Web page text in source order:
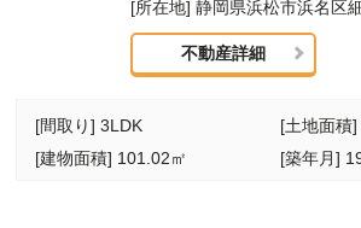
[所在地] 静岡県浜松市浜名区
不動産詳細
[間取り] 3LDK
[土地面積
[建物面積] 101.02㎡
[築年月]